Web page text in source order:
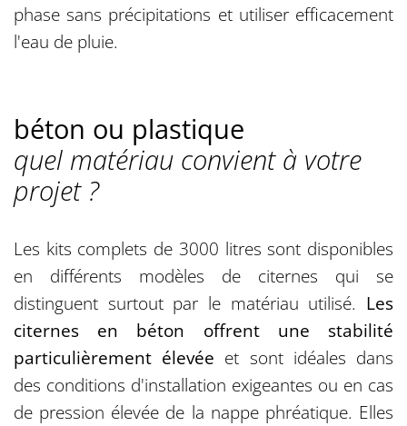
phase sans précipitations et utiliser efficacement
l'eau de pluie.
béton ou plastique
quel matériau convient à votre
projet ?
Les kits complets de 3000 litres sont disponibles
en différents modèles de citernes qui se
distinguent surtout par le matériau utilisé. Les
citernes en béton offrent une stabilité
particulièrement élevée et sont idéales dans
des conditions d'installation exigeantes ou en cas
de pression élevée de la nappe phréatique. Elles